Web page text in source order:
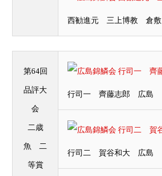
西勧進元 三上博教 倉敷
第64回
品評大
会
二歳
魚 二
等賞
行司一 齊藤志郎 広島
行司二 賀谷和大 広島